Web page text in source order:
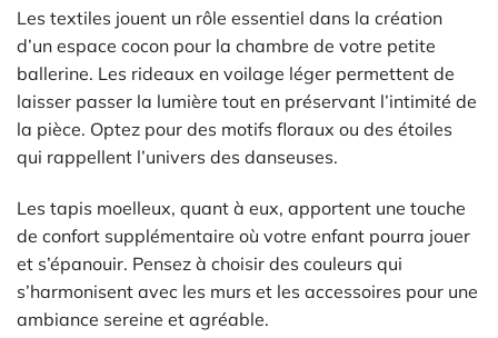
Les textiles jouent un rôle essentiel dans la création
d’un espace cocon pour la chambre de votre petite
ballerine. Les rideaux en voilage léger permettent de
laisser passer la lumière tout en préservant l’intimité de
la pièce. Optez pour des motifs floraux ou des étoiles
qui rappellent l’univers des danseuses.
Les tapis moelleux, quant à eux, apportent une touche
de confort supplémentaire où votre enfant pourra jouer
et s’épanouir. Pensez à choisir des couleurs qui
s’harmonisent avec les murs et les accessoires pour une
ambiance sereine et agréable.